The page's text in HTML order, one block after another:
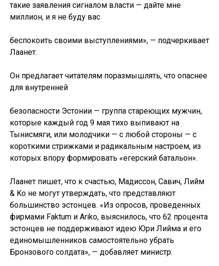
такие заявления сигналом власти — дайте мне
миллион, и я не буду вас
беспокоить своими выступлениями», — подчеркивает
Лаанет.
Он предлагает читателям поразмышлять, что опаснее
для внутренней
безопасности Эстонии — группа стареющих мужчин,
которые каждый год 9 мая тихо выпивают на
Тынисмяги, или молодчики — с любой стороны — с
короткими стрижками и радикальным настроем, из
которых впору формировать «егерский батальон».
Лаанет пишет, что к счастью, Мадиссон, Савич, Лийм
& Ko не могут утверждать, что представляют
большинство эстонцев. «Из опросов, проведенных
фирмами Faktum и Ariko, выяснилось, что 62 процента
эстонцев не поддерживают идею Юри Лийма и его
единомышленников самостоятельно убрать
Бронзового солдата», — добавляет министр.